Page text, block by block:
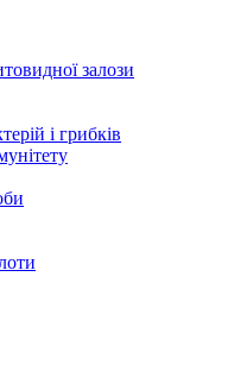
залози
і грибків